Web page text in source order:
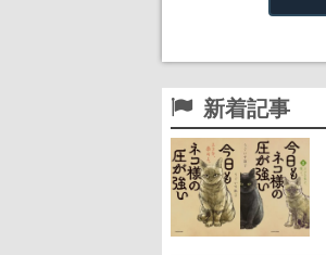
新着記事